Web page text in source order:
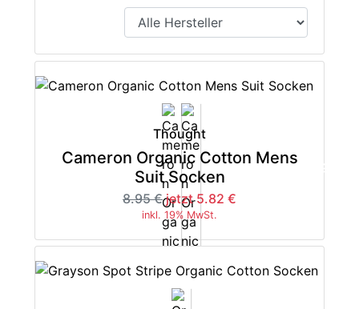
Thought
Cameron Organic Cotton Mens
Suit Socken
8.95 € jetzt 5.82 €
inkl. 19% MwSt.
-35%